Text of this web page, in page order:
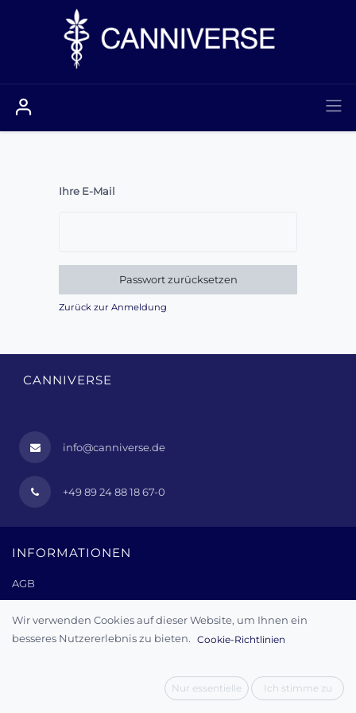
Ihre E-Mail
Passwort zurücksetzen
Zurück zur Anmeldung
CANNIVERSE
info@canniverse.de
+49 89 24 88 18 67-0
INFORMATIONEN
AGB
Datenschutz
Wir verwenden Cookies auf dieser Website, um Ihnen ein
besseres Nutzererlebnis zu bieten. Cookie-Richtlinien
Nur essentielle Ich stimme zu